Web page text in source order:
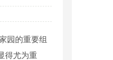
园的重要组
得尤为重